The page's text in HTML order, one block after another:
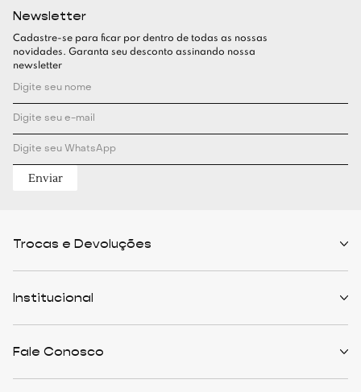
Newsletter
Cadastre-se para ficar por dentro de todas as nossas
novidades. Garanta seu desconto assinando nossa
newsletter
Enviar
Trocas e Devoluções
Formas de Pagamento
Cashback
Institucional
The Outlist
Fale Conosco